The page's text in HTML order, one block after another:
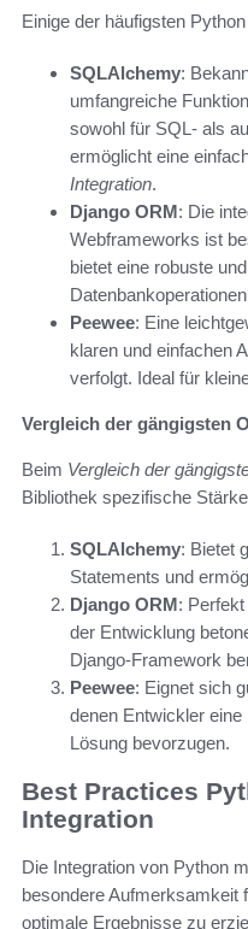
Einige der häufigsten
SQLAlchemy:
umfangreiche
sowohl für SQL- als
ermöglicht eine
Integration.
Django ORM: Die
Webframeworks ist
bietet eine robuste
Peewee: Eine
klaren und einfachen
verfolgt. Ideal für
Vergleich der gängigsten
Beim Vergleich der
Bibliothek spezifische
SQLAlchemy: Bietet
Statements und
Django ORM:
der Entwicklung
Django-Framework
Peewee: Eignet sich
denen Entwickler
Lösung bevorzugen.
Best Practices
Integration
Die Integration von Python
besondere Aufmerksamkeit
optimale Ergebnisse zu